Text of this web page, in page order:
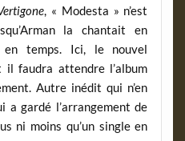
, « Modesta » n’est
la chantait en
temps. Ici, le nouvel
faudra attendre l’album
Autre inédit qui n’en
a gardé l’arrangement de
ni moins qu’un single en